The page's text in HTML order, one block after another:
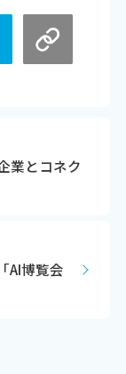
業とコネク
AI博覧会